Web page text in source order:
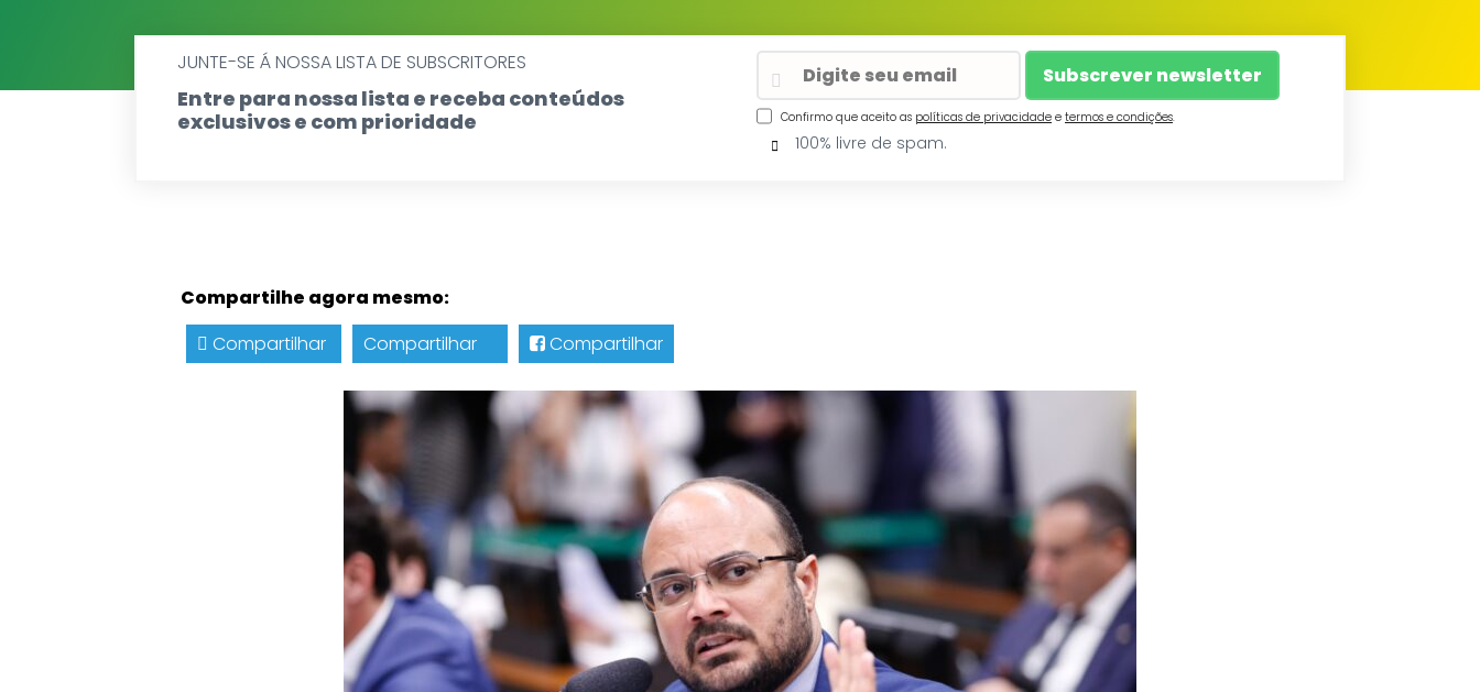
JUNTE-SE Á NOSSA LISTA DE SUBSCRITORES
Entre para nossa lista e receba conteúdos
exclusivos e com prioridade
Confirmo que aceito as políticas de privacidade e termos e condições.
100% livre de spam.
Compartilhe agora mesmo:
Compartilhar
Compartilhar Compartilhar